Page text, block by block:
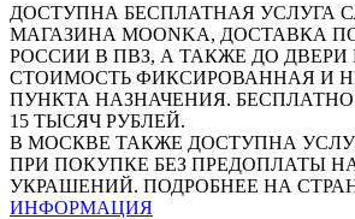
ДОСТУПНА БЕСПЛАТНАЯ УСЛУГА
МАГАЗИНА MOONKA, ДОСТАВКА
РОССИИ В ПВЗ, А ТАКЖЕ ДО ДВЕРИ
СТОИМОСТЬ ФИКСИРОВАННАЯ И
ПУНКТА НАЗНАЧЕНИЯ.
15 ТЫСЯЧ РУБЛЕЙ.
В МОСКВЕ ТАКЖЕ ДОСТУПНА
ПРИ ПОКУПКЕ БЕЗ ПРЕДОПЛАТЫ
УКРАШЕНИЙ. ПОДРОБНЕЕ НА
ИНФОРМАЦИЯ